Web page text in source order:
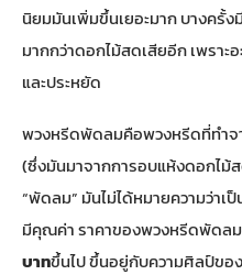
นิยมมันเพิ่มขึ้นเยอะมาก บางครั้
มากกว่าดอกไม้สดเสียอีก เพราะ
และประหยัด
พวงหรีดพัดลมคือพวงหรีดที่ทำจ
(ซึ่งมันมาจากการอบแห้งดอกไม้
“พัดลม” มันไม่ได้หมายความว่า
มีคุณค่า ราคาของพวงหรีดพัดลม
บาทขึ้นไป ขึ้นอยู่กับความศิลป์ข